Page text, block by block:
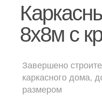
[ о компании ]
Видеообзоры домов
Отзывы о компании
8х8м с
Завершено
каркасного дома,
размером